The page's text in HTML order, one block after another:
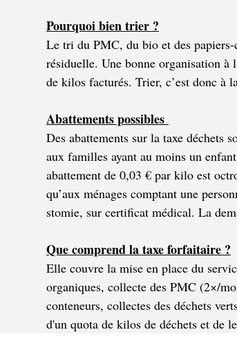
Pourquoi bien trier ?
Le tri du PMC, du bio et des
résiduelle. Une bonne organisation
de kilos facturés. Trier, c’est donc à
Abattements possibles
Des abattements sur la taxe déchets
aux familles ayant au moins un
abattement de 0,03 € par kilo est
qu’aux ménages comptant une
stomie, sur certificat médical. La
Que comprend la taxe forfaitaire ?
Elle couvre la mise en place du
organiques, collecte des PMC (2×/
conteneurs, collectes des déchets
d'un quota de kilos de déchets et de